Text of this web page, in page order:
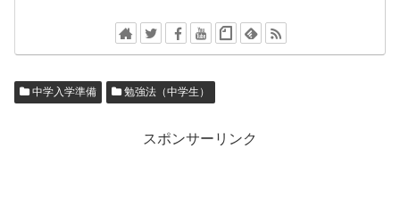
中学入学準備 勉強法（中学生）
スポンサーリンク